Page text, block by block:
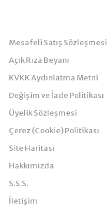
Mesafeli Satış Sözleşmesi
Açık Rıza Beyanı
KVKK Aydınlatma Metni
Değişim ve İade Politikası
Üyelik Sözleşmesi
Çerez (Cookie) Politikası
Site Haritası
Hakkımızda
S.S.S.
İletişim